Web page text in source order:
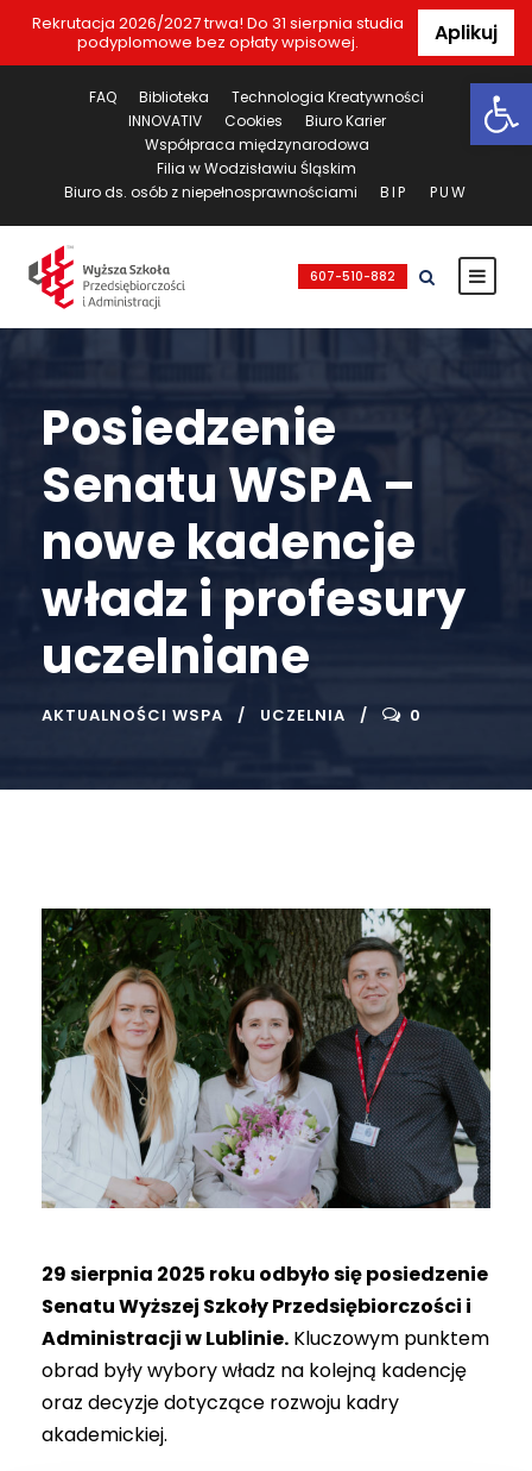
Rekrutacja 2026/2027 trwa! Do 31 sierpnia studia
podyplomowe bez opłaty wpisowej.
Aplikuj
FAQ Biblioteka
Technologia Kreatywności
INNOVATIV
Cookies
Biuro Karier
Współpraca międzynarodowa
Filia w Wodzisławiu Śląskim
Biuro ds. osób z niepełnosprawnościami
BIP PUW
607-510-882
Posiedzenie
Senatu WSPA –
nowe kadencje
władz i profesury
uczelniane
AKTUALNOŚCI WSPA UCZELNIA 0
29 sierpnia 2025 roku odbyło się posiedzenie
Senatu Wyższej Szkoły Przedsiębiorczości i
Administracji w Lublinie. Kluczowym punktem
obrad były wybory władz na kolejną kadencję
oraz decyzje dotyczące rozwoju kadry
akademickiej.